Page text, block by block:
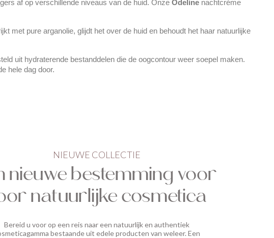
af op verschillende niveaus van de huid. Onze Odelinenachtcrème
met pure arganolie, glijdt het over de huid en behoudt het haar natuurlijke
uit hydraterende bestanddelen die de oogcontour weer soepel maken.
hele dag door.
NIEUWE COLLECTIE
nieuwe bestemming voor
natuurlijke cosmetica
Bereid u voor op een reis naar een natuurlijk en authentiek
bestaande uit edele producten van weleer. Een